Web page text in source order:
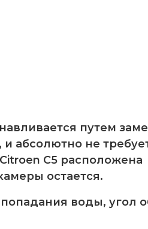
путем
абсолютно не
C5 расположена
остается.
воды, угол